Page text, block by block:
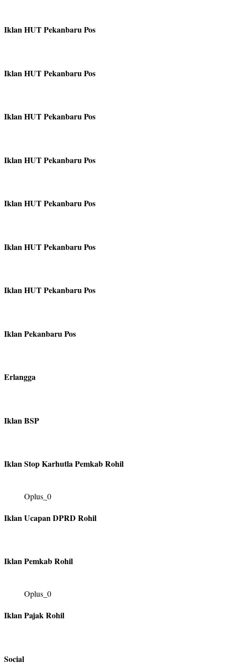
Iklan HUT Pekanbaru Pos
Iklan HUT Pekanbaru Pos
Iklan HUT Pekanbaru Pos
Iklan HUT Pekanbaru Pos
Iklan HUT Pekanbaru Pos
Iklan HUT Pekanbaru Pos
Iklan HUT Pekanbaru Pos
Iklan Pekanbaru Pos
Erlangga
Iklan BSP
Iklan Stop Karhutla Pemkab Rohil
Oplus_0
Iklan Ucapan DPRD Rohil
Iklan Pemkab Rohil
Oplus_0
Iklan Pajak Rohil
Social